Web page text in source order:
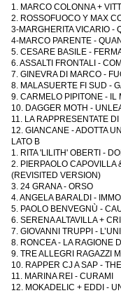
1. MARCO COLONNA +
2. ROSSOFUOCO Y MAX
3-MARGHERITA VICARIO -
4-MARCO PARENTE -
5. CESARE BASILE -
6. ASSALTI FRONTALI -
7. GINEVRA DI MARCO -
8. MALASUERTE FI SUD -
9. CARMELO PIPITONE - IL
10. DAGGER MOTH -
11. LA RAPPRESENTATE
12. GIANCANE - ADOTTA
LATO B
1. RITA 'LILITH' OBERTI -
2. PIERPAOLO CAPOVILLA
(REVISITED VERSION)
3. 24 GRANA - ORSO
4. ANGELA BARALDI -
5. PAOLO BENVEGNÙ -
6. SERENA ALTAVILLA +
7. GIOVANNI TRUPPI -
8. RONCEA - LA RAGIONE
9. TRE ALLEGRI RAGAZZI
10. RAPPER CJ A SAP -
11. MARINA REI - CURAMI
12. MOKADELIC + EDDI -